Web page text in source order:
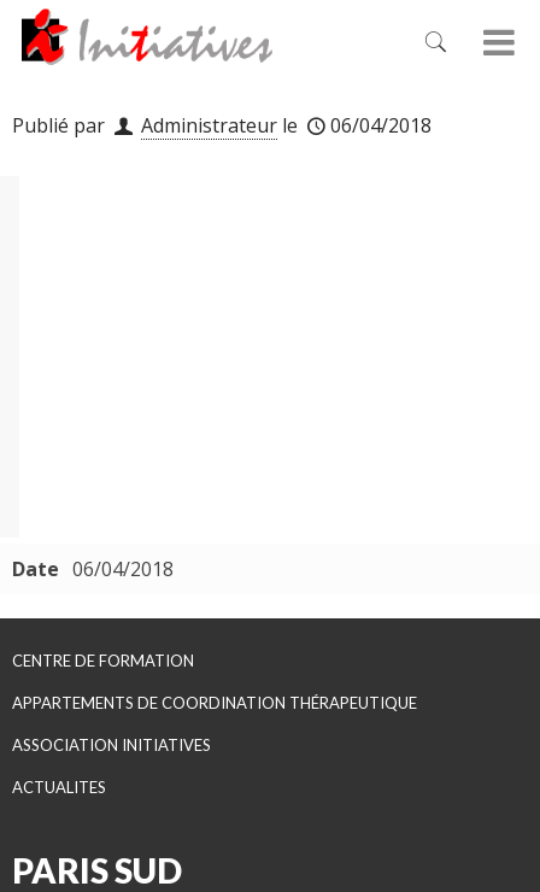
Publié par Administrateur le 06/04/2018
Date 06/04/2018
CENTRE DE FORMATION
APPARTEMENTS DE COORDINATION THÉRAPEUTIQUE
ASSOCIATION INITIATIVES
ACTUALITES
PARIS SUD